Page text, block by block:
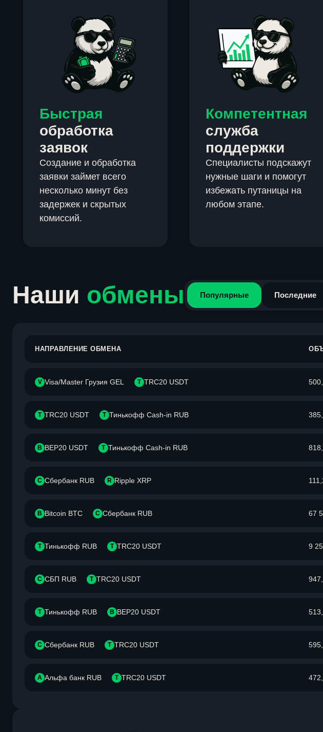
Быстрая
обработка
заявок
Создание и обработка
заявки займет всего
несколько минут без
задержек и скрытых
комиссий.
Компетентная
служба
поддержки
Специалисты подскажут
нужные шаги и помогут
избежать путаницы на
любом этапе.
Наши обмены Популярные Последние
НАПРАВЛЕНИЕ ОБМЕНА
V Visa/Master Грузия GEL T TRC20 USDT
T TRC20 USDT Т Тинькофф Cash-in RUB
B BEP20 USDT Т Тинькофф Cash-in RUB
С Сбербанк RUB R Ripple XRP
B Bitcoin BTC С Сбербанк RUB 67
Т Тинькофф RUB T TRC20 USDT 9
С СБП RUB T TRC20 USDT
Т Тинькофф RUB B BEP20 USDT
С Сбербанк RUB T TRC20 USDT
А Альфа банк RUB T TRC20 USDT